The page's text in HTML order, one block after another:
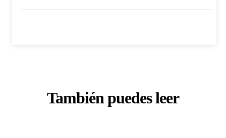
También puedes leer